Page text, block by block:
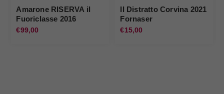
Amarone RISERVA il
Fuoriclasse 2016
Fornaser
€99,00
Il Distratto Corvina 2021
Fornaser
€15,00